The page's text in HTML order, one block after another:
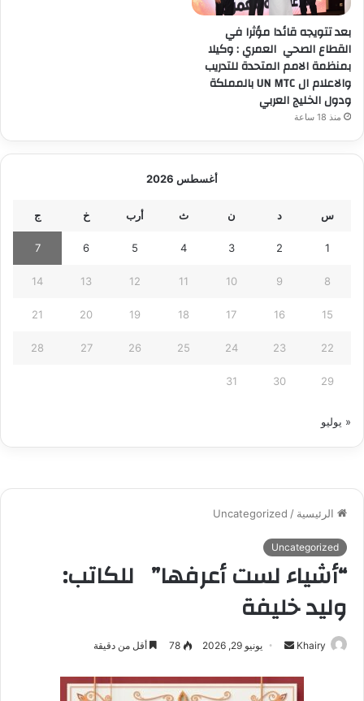
بعد تتويجه قائدا مؤثرا في
القطاع الصحي العمري : وكيلا
بمنظمة الامم المتحدة للتدريب
والاعلام ال UN MTC بالمملكة
ودول الخليج العربي
منذ 18 ساعة
أغسطس 2026
س د ن ث أرب خ ج
1
2
3
4
5
6
7
8
9
10
11
12
13
14
15
16
17
18
19
20
21
22
23
24
25
26
27
28
29
30
31
« يوليو